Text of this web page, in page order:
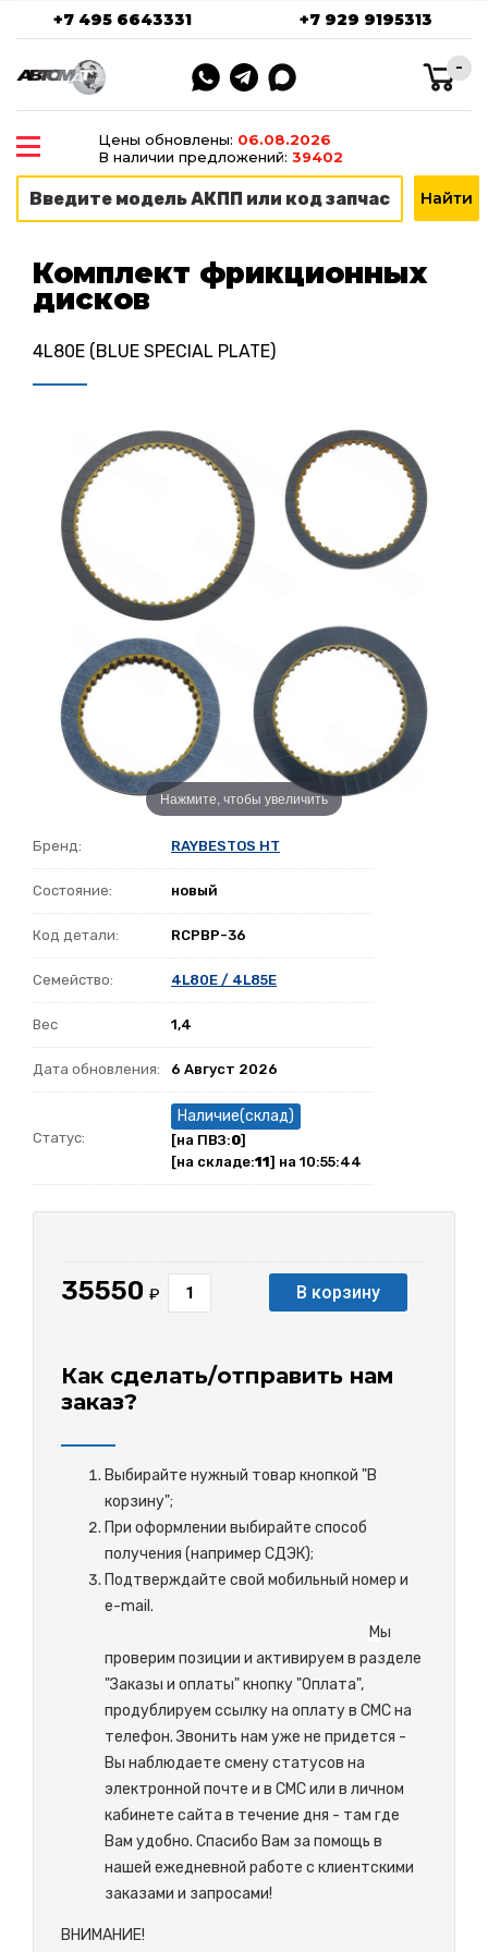
+7 495 6643331 +7 929 9195313
-
Цены обновлены: 06.08.2026
В наличии предложений: 39402
Комплект фрикционных
дисков
4L80E (BLUE SPECIAL PLATE)
Нажмите, чтобы увеличить
Бренд: RAYBESTOS HT
Состояние: новый
Код детали: RCPBP-36
Семейство: 4L80E / 4L85E
Вес 1,4
Дата обновления: 6 Август 2026
Статус:
Наличие(склад)
[на ПВЗ:0]
[на складе:11] на 10:55:44
35550 ₽ В корзину
Как сделать/отправить нам
заказ?
Выбирайте нужный товар кнопкой "В
корзину";
При оформлении выбирайте способ
получения (например СДЭК);
Подтверждайте свой мобильный номер и
e-mail.
Мы
проверим позиции и активируем в разделе
"Заказы и оплаты" кнопку "Оплата",
продублируем ссылку на оплату в СМС на
телефон. Звонить нам уже не придется -
Вы наблюдаете смену статусов на
электронной почте и в СМС или в личном
кабинете сайта в течение дня - там где
Вам удобно. Спасибо Вам за помощь в
нашей ежедневной работе с клиентскими
заказами и запросами!
ВНИМАНИЕ!